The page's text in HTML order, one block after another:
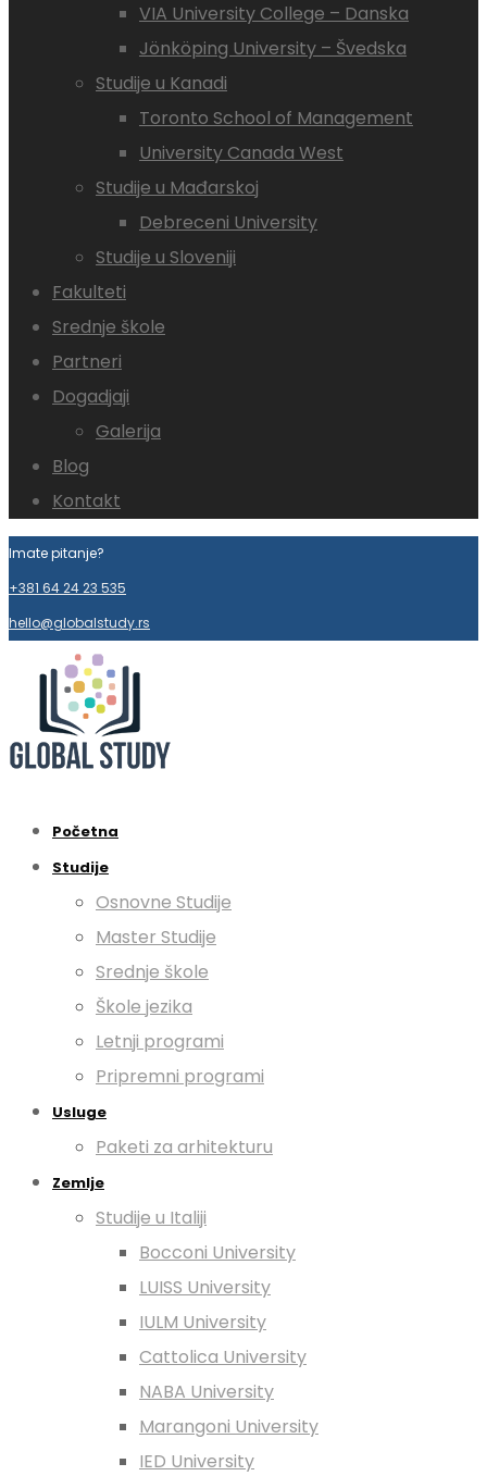
VIA University College – Danska
Jönköping University – Švedska
Studije u Kanadi
Toronto School of Management
University Canada West
Studije u Mađarskoj
Debreceni University
Studije u Sloveniji
Fakulteti
Srednje škole
Partneri
Dogadjaji
Galerija
Blog
Kontakt
Imate pitanje?
+381 64 24 23 535
hello@globalstudy.rs
Početna
Studije
Osnovne Studije
Master Studije
Srednje škole
Škole jezika
Letnji programi
Pripremni programi
Usluge
Paketi za arhitekturu
Zemlje
Studije u Italiji
Bocconi University
LUISS University
IULM University
Cattolica University
NABA University
Marangoni University
IED University